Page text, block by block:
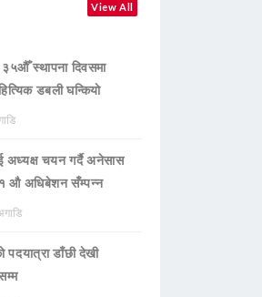
View All
स्थापना दिवसमा
डबली घन्कियाे
अध्यक्ष चयन गर्दै अनेसास
औ अधिबेशन सँम्पन्न
पदयात्रा डाँछी देखी